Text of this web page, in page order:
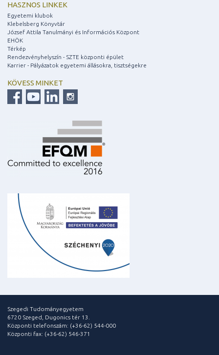
HASZNOS LINKEK
Egyetemi klubok
Klebelsberg Könyvtár
József Attila Tanulmányi és Információs Központ
EHÖK
Térkép
Rendezvényhelyszín - SZTE központi épület
Karrier - Pályázatok egyetemi állásokra, tisztségekre
KÖVESS MINKET
Szegedi Tudományegyetem
6720 Szeged, Dugonics tér 13.
Központi telefonszám: (+36-62) 544-000
Központi fax: (+36-62) 546-371